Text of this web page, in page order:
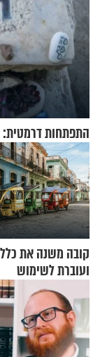
התפתחות
קובה משנה את
ועוברת לשימוש
בתלת־אופנועים